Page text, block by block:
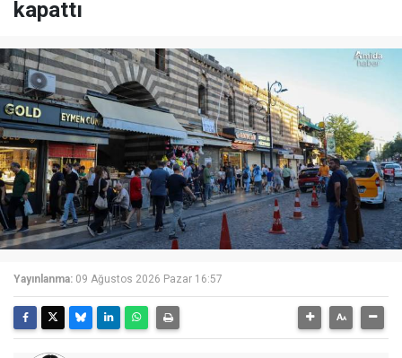
kapattı
Yayınlanma: 09 Ağustos 2026 Pazar 16:57